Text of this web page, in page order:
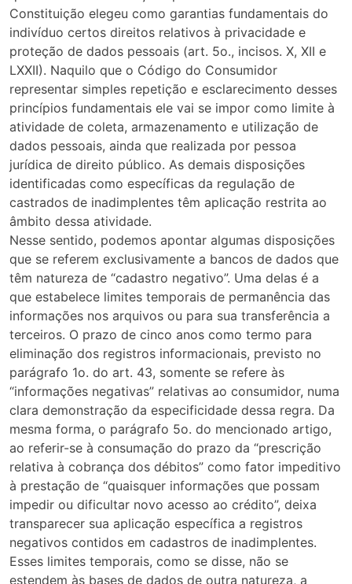
Constituição elegeu como garantias fundamentais do
indivíduo certos direitos relativos à privacidade e
proteção de dados pessoais (art. 5o., incisos. X, XII e
LXXII). Naquilo que o Código do Consumidor
representar simples repetição e esclarecimento desses
princípios fundamentais ele vai se impor como limite à
atividade de coleta, armazenamento e utilização de
dados pessoais, ainda que realizada por pessoa
jurídica de direito público. As demais disposições
identificadas como específicas da regulação de
castrados de inadimplentes têm aplicação restrita ao
âmbito dessa atividade.
Nesse sentido, podemos apontar algumas disposições
que se referem exclusivamente a bancos de dados que
têm natureza de “cadastro negativo”. Uma delas é a
que estabelece limites temporais de permanência das
informações nos arquivos ou para sua transferência a
terceiros. O prazo de cinco anos como termo para
eliminação dos registros informacionais, previsto no
parágrafo 1o. do art. 43, somente se refere às
“informações negativas” relativas ao consumidor, numa
clara demonstração da especificidade dessa regra. Da
mesma forma, o parágrafo 5o. do mencionado artigo,
ao referir-se à consumação do prazo da “prescrição
relativa à cobrança dos débitos” como fator impeditivo
à prestação de “quaisquer informações que possam
impedir ou dificultar novo acesso ao crédito”, deixa
transparecer sua aplicação específica a registros
negativos contidos em cadastros de inadimplentes.
Esses limites temporais, como se disse, não se
estendem às bases de dados de outra natureza, a